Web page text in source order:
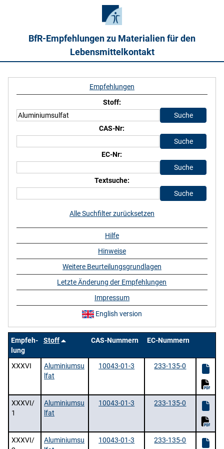
BfR-Empfehlungen zu Materialien für den
Lebensmittelkontakt
Empfeh-
lung
Stoff CAS-Nummern EC-Nummern
XXXVI
Aluminiumsu
lfat
10043-01-3 233-135-0
XXXVI/
1
Aluminiumsu
lfat
10043-01-3 233-135-0
XXXVI/
Aluminiumsu
10043-01-3 233-135-0
Empfehlungen
Stoff:
CAS-Nr:
EC-Nr:
Textsuche:
Alle Suchfilter zurücksetzen
Hilfe
Hinweise
Weitere Beurteilungsgrundlagen
Letzte Änderung der Empfehlungen
Impressum
English version